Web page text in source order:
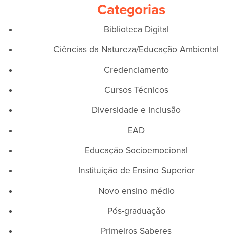
Categorias
Biblioteca Digital
Ciências da Natureza/Educação Ambiental
Credenciamento
Cursos Técnicos
Diversidade e Inclusão
EAD
Educação Socioemocional
Instituição de Ensino Superior
Novo ensino médio
Pós-graduação
Primeiros Saberes